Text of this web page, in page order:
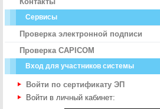
Сервисы
Проверка электронной подписи
Проверка CAPICOM
Вход для участников системы
Войти по сертификату ЭП
Войти в личный кабинет: